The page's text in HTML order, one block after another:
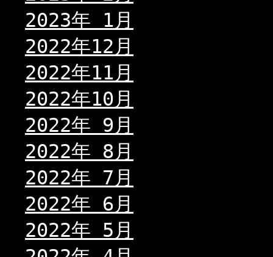
2023年 1月
2022年12月
2022年11月
2022年10月
2022年 9月
2022年 8月
2022年 7月
2022年 6月
2022年 5月